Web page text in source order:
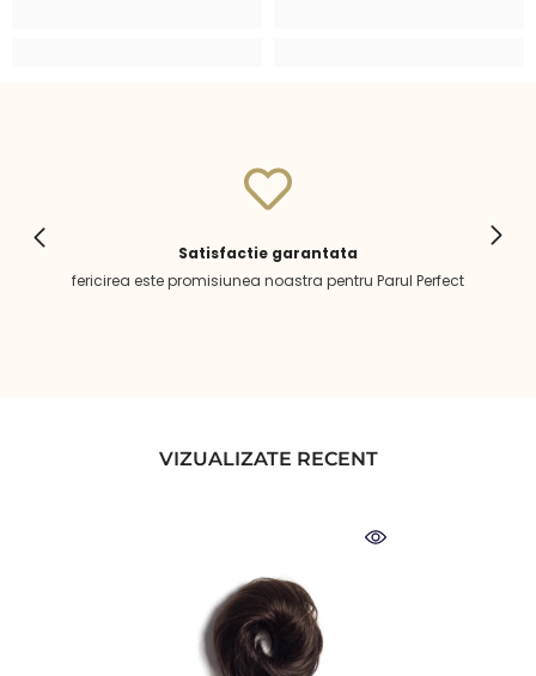
Satisfactie garantata
fericirea este promisiunea noastra pentru Parul Perfect
VIZUALIZATE RECENT